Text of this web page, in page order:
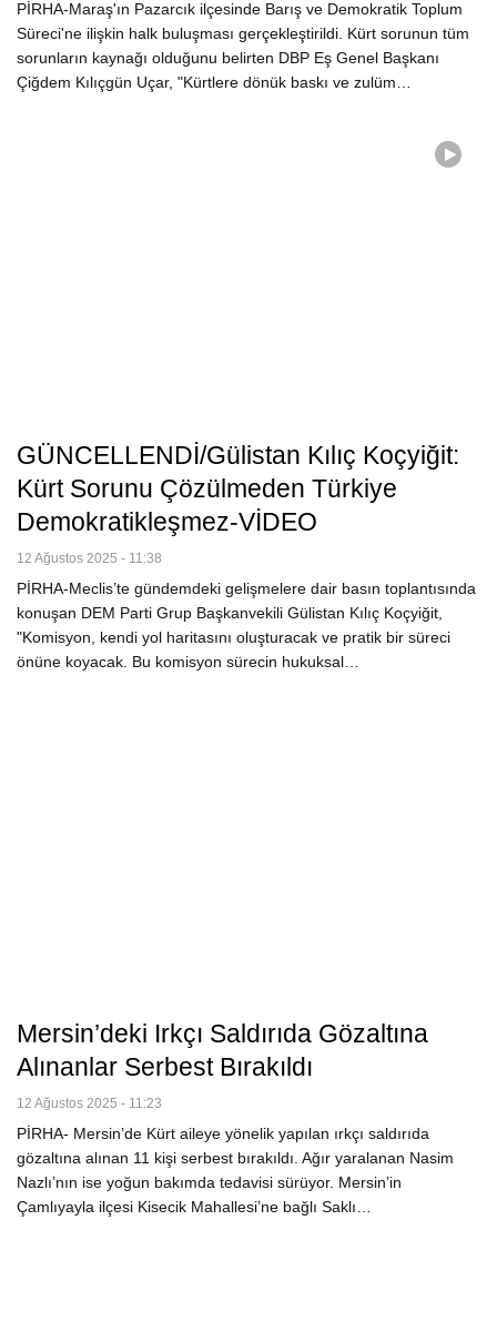
PİRHA-Maraş'ın Pazarcık ilçesinde Barış ve Demokratik Toplum
Süreci'ne ilişkin halk buluşması gerçekleştirildi. Kürt sorunun tüm
sorunların kaynağı olduğunu belirten DBP Eş Genel Başkanı
Çiğdem Kılıçgün Uçar, "Kürtlere dönük baskı ve zulüm…
GÜNCELLENDİ/Gülistan Kılıç Koçyiğit:
Kürt Sorunu Çözülmeden Türkiye
Demokratikleşmez-VİDEO
12 Ağustos 2025 - 11:38
PİRHA-Meclis’te gündemdeki gelişmelere dair basın toplantısında
konuşan DEM Parti Grup Başkanvekili Gülistan Kılıç Koçyiğit,
"Komisyon, kendi yol haritasını oluşturacak ve pratik bir süreci
önüne koyacak. Bu komisyon sürecin hukuksal…
Mersin’deki Irkçı Saldırıda Gözaltına
Alınanlar Serbest Bırakıldı
12 Ağustos 2025 - 11:23
PİRHA- Mersin’de Kürt aileye yönelik yapılan ırkçı saldırıda
gözaltına alınan 11 kişi serbest bırakıldı. Ağır yaralanan Nasim
Nazlı’nın ise yoğun bakımda tedavisi sürüyor. Mersin’in
Çamlıyayla ilçesi Kisecik Mahallesi’ne bağlı Saklı…